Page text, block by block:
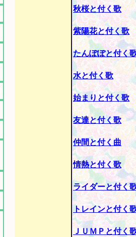
秋桜と付く歌
紫陽花と付く歌
たんぽぽと付く
水と付く歌
始まりと付く歌
友達と付く歌
仲間と付く曲
情熱と付く歌
ライダーと付く
トレインと付く
ＪＵＭＰと付く